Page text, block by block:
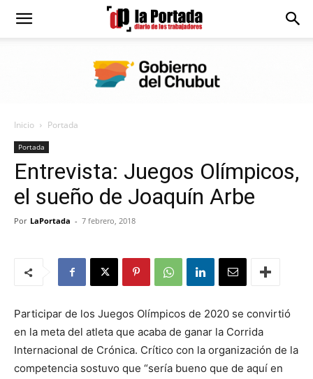
Diario
Portada
Inicio Portada
Portada
Entrevista: Juegos Olímpicos,
el sueño de Joaquín Arbe
Por LaPortada - 7 febrero, 2018
Participar de los Juegos Olímpicos de 2020 se convirtió
en la meta del atleta que acaba de ganar la Corrida
Internacional de Crónica. Crítico con la organización de la
competencia sostuvo que “sería bueno que de aquí en